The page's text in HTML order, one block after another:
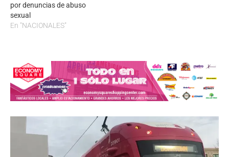
por denuncias de abuso
sexual
En "NACIONALES"